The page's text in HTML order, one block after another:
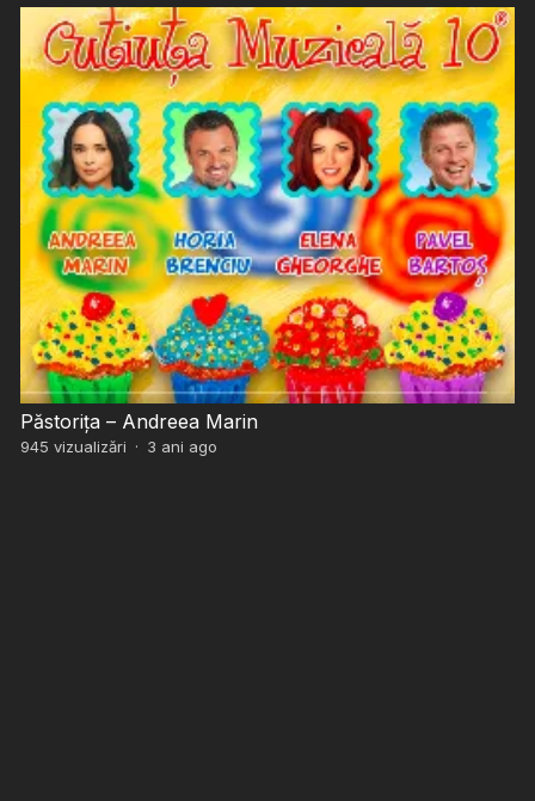
Păstorița – Andreea Marin
945 vizualizări · 3 ani ago